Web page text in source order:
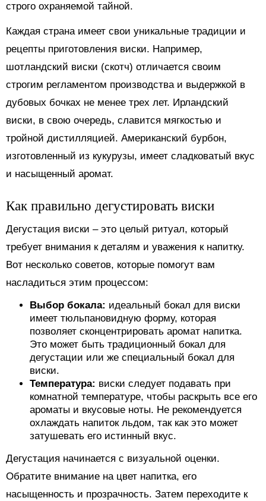
строго охраняемой тайной.
Каждая страна имеет свои уникальные традиции и
рецепты приготовления виски. Например,
шотландский виски (скотч) отличается своим
строгим регламентом производства и выдержкой в
дубовых бочках не менее трех лет. Ирландский
виски, в свою очередь, славится мягкостью и
тройной дистилляцией. Американский бурбон,
изготовленный из кукурузы, имеет сладковатый вкус
и насыщенный аромат.
Как правильно дегустировать виски
Дегустация виски – это целый ритуал, который
требует внимания к деталям и уважения к напитку.
Вот несколько советов, которые помогут вам
насладиться этим процессом:
Выбор бокала: идеальный бокал для виски
имеет тюльпановидную форму, которая
позволяет сконцентрировать аромат напитка.
Это может быть традиционный бокал для
дегустации или же специальный бокал для
виски.
Температура: виски следует подавать при
комнатной температуре, чтобы раскрыть все его
ароматы и вкусовые ноты. Не рекомендуется
охлаждать напиток льдом, так как это может
затушевать его истинный вкус.
Дегустация начинается с визуальной оценки.
Обратите внимание на цвет напитка, его
насыщенность и прозрачность. Затем переходите к